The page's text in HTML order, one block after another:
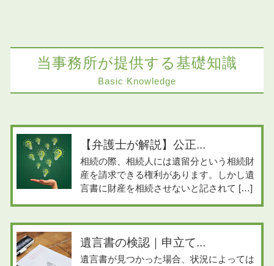
当事務所が提供する基礎知識
Basic Knowledge
【弁護士が解説】公正...
相続の際、相続人には遺留分という相続財
産を請求できる権利があります。しかし遺
言書に財産を相続させないと記されて […]
遺言書の検認｜申立て...
遺言書が見つかった場合、状況によっては